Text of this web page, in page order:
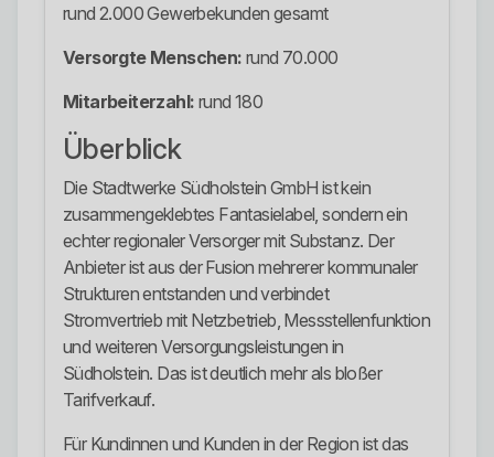
rund 2.000 Gewerbekunden gesamt
Versorgte Menschen: rund 70.000
Mitarbeiterzahl: rund 180
Überblick
Die Stadtwerke Südholstein GmbH ist kein
zusammengeklebtes Fantasielabel, sondern ein
echter regionaler Versorger mit Substanz. Der
Anbieter ist aus der Fusion mehrerer kommunaler
Strukturen entstanden und verbindet
Stromvertrieb mit Netzbetrieb, Messstellenfunktion
und weiteren Versorgungsleistungen in
Südholstein. Das ist deutlich mehr als bloßer
Tarifverkauf.
Für Kundinnen und Kunden in der Region ist das